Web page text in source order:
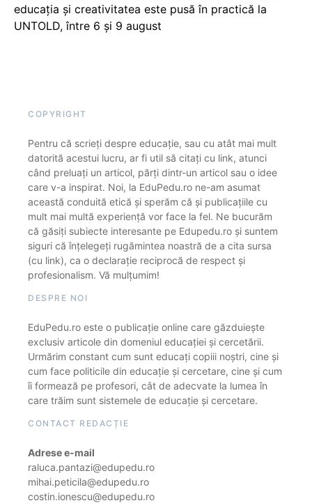
educația și creativitatea este pusă în practică la
UNTOLD, între 6 și 9 august
COPYRIGHT
Pentru că scrieți despre educație, sau cu atât mai mult
datorită acestui lucru, ar fi util să citați cu link, atunci
când preluați un articol, părți dintr-un articol sau o idee
care v-a inspirat. Noi, la EduPedu.ro ne-am asumat
această conduită etică și sperăm că și publicațiile cu
mult mai multă experiență vor face la fel. Ne bucurăm
că găsiți subiecte interesante pe Edupedu.ro și suntem
siguri că înțelegeți rugămintea noastră de a cita sursa
(cu link), ca o declarație reciprocă de respect și
profesionalism. Vă mulțumim!
DESPRE NOI
EduPedu.ro este o publicație online care găzduiește
exclusiv articole din domeniul educației și cercetării.
Urmărim constant cum sunt educați copiii noștri, cine și
cum face politicile din educație și cercetare, cine și cum
îi formează pe profesori, cât de adecvate la lumea în
care trăim sunt sistemele de educație și cercetare.
CONTACT REDACȚIE
Adrese e-mail
raluca.pantazi@edupedu.ro
mihai.peticila@edupedu.ro
costin.ionescu@edupedu.ro